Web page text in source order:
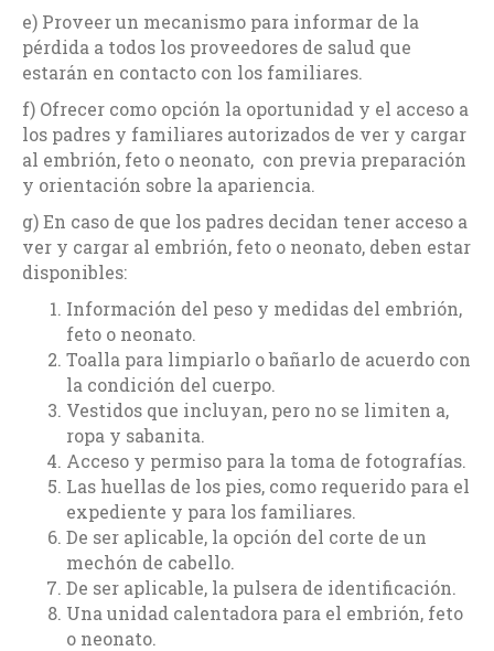
e) Proveer un mecanismo para informar de la
pérdida a todos los proveedores de salud que
estarán en contacto con los familiares.
f) Ofrecer como opción la oportunidad y el acceso a
los padres y familiares autorizados de ver y cargar
al embrión, feto o neonato, con previa preparación
y orientación sobre la apariencia.
g) En caso de que los padres decidan tener acceso a
ver y cargar al embrión, feto o neonato, deben estar
disponibles:
Información del peso y medidas del embrión,
feto o neonato.
Toalla para limpiarlo o bañarlo de acuerdo con
la condición del cuerpo.
Vestidos que incluyan, pero no se limiten a,
ropa y sabanita.
Acceso y permiso para la toma de fotografías.
Las huellas de los pies, como requerido para el
expediente y para los familiares.
De ser aplicable, la opción del corte de un
mechón de cabello.
De ser aplicable, la pulsera de identificación.
Una unidad calentadora para el embrión, feto
o neonato.